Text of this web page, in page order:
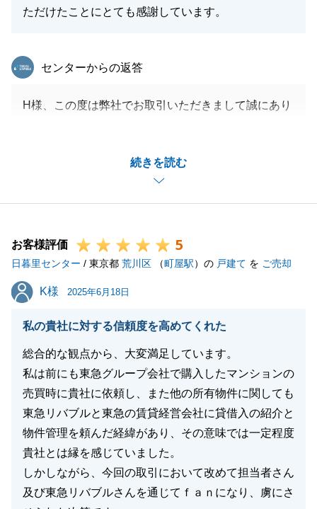
ただけたことにとても感謝しています。
続きを読む
東急リバブル
センターからの返答
H様、この度は弊社でお取引いただきまして誠にあり
にお任せいただき、無事お引き渡しまでお手伝いさせ
ていただきまして誠にありがとうございました。
今後も不動産の事でお役に立てることがございました
引き続き、どうぞよろしくお願いいたします。
お客様評価 5
日暮里センター / 東京都 荒川区 （町屋駅）の 戸建て を ご売却
K様
K様 2025年6月18日
私の貴社に対する信頼度を高めてくれた
総合的な観点から、大変満足しています。
私は前にも東急グループ会社で購入したマンションの
売買時に貴社に依頼し、また他の所有物件に関しても
東急リバブルと東急の賃貸経営会社に貸借入の紹介と
物件管理を頼んだ経緯があり、その意味では一定程度
貴社とは縁を感じていました。
しかしながら、今回の取引において改めて担当者さん
及び東急リバブルさんを通じてｆａｎになり、虜にさ